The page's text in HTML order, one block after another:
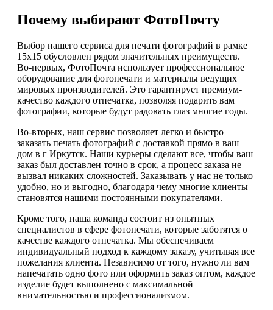
Почему выбирают ФотоПочту
Выбор нашего сервиса для печати фотографий в рамке
15х15 обусловлен рядом значительных преимуществ.
Во-первых, ФотоПочта использует профессиональное
оборудование для фотопечати и материалы ведущих
мировых производителей. Это гарантирует премиум-
качество каждого отпечатка, позволяя подарить вам
фотографии, которые будут радовать глаз многие годы.
Во-вторых, наш сервис позволяет легко и быстро
заказать печать фотографий с доставкой прямо в ваш
дом в г Иркутск. Наши курьеры сделают все, чтобы ваш
заказ был доставлен точно в срок, а процесс заказа не
вызвал никаких сложностей. Заказывать у нас не только
удобно, но и выгодно, благодаря чему многие клиенты
становятся нашими постоянными покупателями.
Кроме того, наша команда состоит из опытных
специалистов в сфере фотопечати, которые заботятся о
качестве каждого отпечатка. Мы обеспечиваем
индивидуальный подход к каждому заказу, учитывая все
пожелания клиента. Независимо от того, нужно ли вам
напечатать одно фото или оформить заказ оптом, каждое
изделие будет выполнено с максимальной
внимательностью и профессионализмом.